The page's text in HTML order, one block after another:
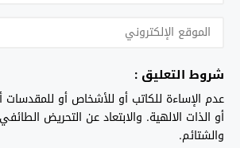
شروط التعليق :
عدم الإساءة للكاتب أو للأشخاص أو للمقدسات
أو الذات الالهية. والابتعاد عن التحريض
والشتائم.